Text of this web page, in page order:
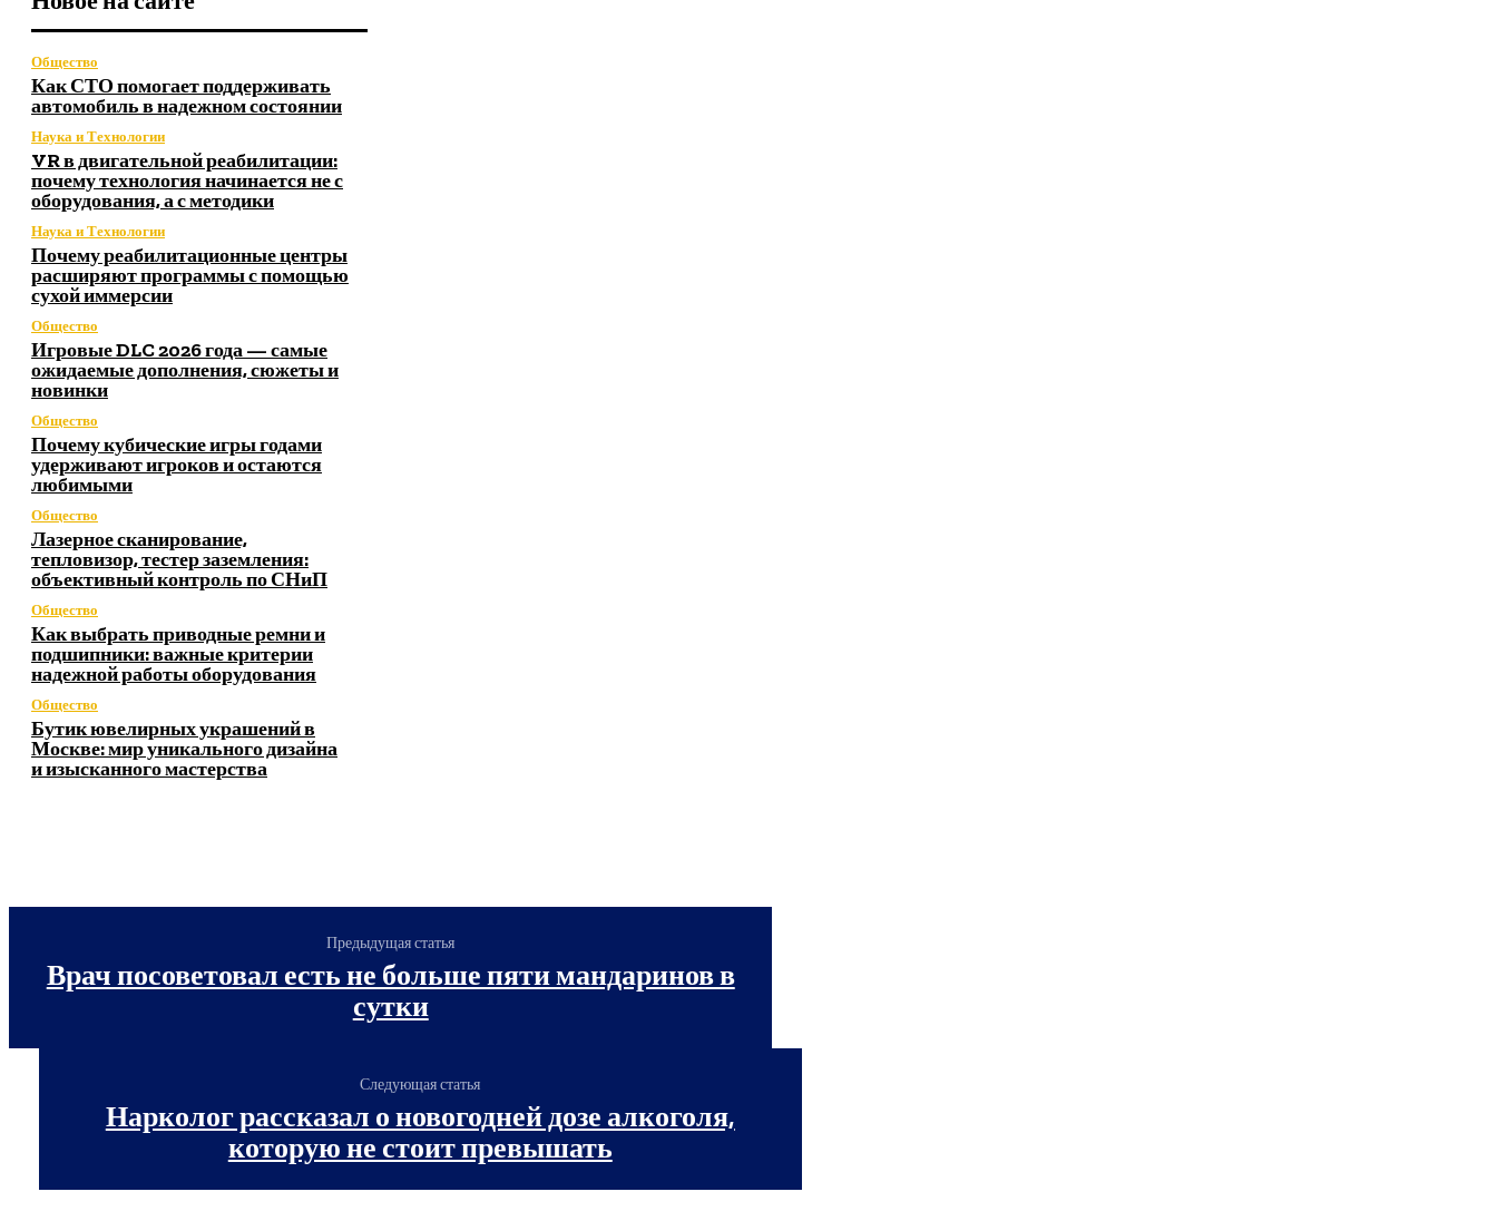
Общество
Как СТО помогает поддерживать
автомобиль в надежном состоянии
Наука и Технологии
VR в двигательной реабилитации:
почему технология начинается не с
оборудования, а с методики
Наука и Технологии
Почему реабилитационные центры
расширяют программы с помощью
сухой иммерсии
Общество
Игровые DLC 2026 года — самые
ожидаемые дополнения, сюжеты и
новинки
Общество
Почему кубические игры годами
удерживают игроков и остаются
любимыми
Общество
Лазерное сканирование,
тепловизор, тестер заземления:
объективный контроль по СНиП
Общество
Как выбрать приводные ремни и
подшипники: важные критерии
надежной работы оборудования
Общество
Бутик ювелирных украшений в
Москве: мир уникального дизайна
и изысканного мастерства
Предыдущая статья
Врач посоветовал есть не больше пяти мандаринов в
сутки
Следующая статья
Нарколог рассказал о новогодней дозе алкоголя,
которую не стоит превышать